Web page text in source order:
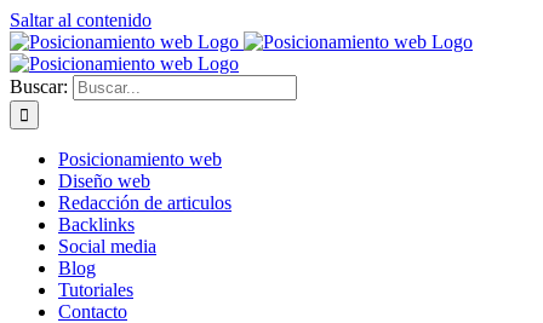
Saltar al contenido
Buscar:
Posicionamiento web
Diseño web
Redacción de articulos
Backlinks
Social media
Blog
Tutoriales
Contacto